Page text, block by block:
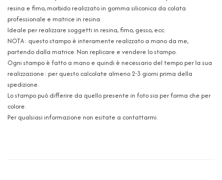
resina e fimo, morbido realizzato in gomma siliconica da colata
professionale e matrice in resina.
Ideale per realizzare soggetti in resina, fimo, gesso, ecc.
NOTA: questo stampo è interamente realizzato a mano da me,
partendo dalla matrice. Non replicare e vendere lo stampo.
Ogni stampo è fatto a mano e quindi è necessario del tempo per la sua
realizzazione: per questo calcolate almeno 2-3 giorni prima della
spedizione.
Lo stampo può differire da quello presente in foto sia per forma che per
colore.
Per qualsiasi informazione non esitate a contattarmi.